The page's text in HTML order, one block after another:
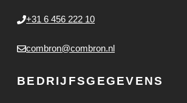
+31 6 456 222 10
combron@combron.nl
BEDRIJFSGEGEVENS